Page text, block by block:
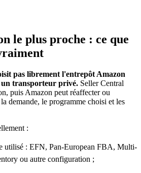
le plus proche : ce que
pas librement l'entrepôt Amazon
transporteur privé. Seller Central
puis Amazon peut réaffecter ou
demande, le programme choisi et les
:
utilisé : EFN, Pan-European FBA, Multi-
ou autre configuration ;